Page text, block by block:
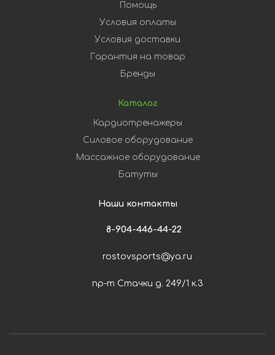
Помощь
Условия оплаты
Условия доставки
Гарантия на товар
Бренды
Каталог
Кардиотренажеры
Силовое оборудование
Массажное оборудование
Батуты
Наши контакты
8-904-446-44-22
rostovsports@ya.ru
пр-т Стачки д. 249/1 к.3